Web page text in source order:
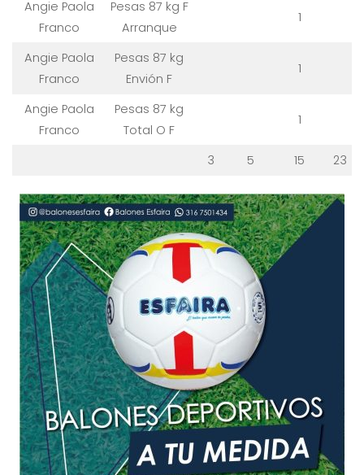
Angie Paola
Franco
Pesas 87 kg F
Arranque
1
Angie Paola
Franco
Pesas 87 kg
Envión F
1
Angie Paola
Franco
Pesas 87 kg
Total O F
1
3 5 15 23